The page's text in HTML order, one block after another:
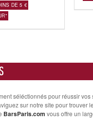
DE 5 €
séléctionnés pour réussir
sur notre site pour trouver le
BarsParis.com vous offre un